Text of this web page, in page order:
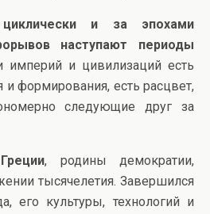
и за эпохами
наступают периоды
империй и цивилизаций есть
и формирования, есть расцвет,
следующие друг за
, родины демократии,
тысячелетия. Завершился
его культуры, технологий и